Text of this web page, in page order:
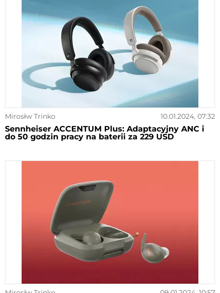
Mirosłw Trinko 10.01.2024, 07:32
Sennheiser ACCENTUM Plus: Adaptacyjny ANC i
do 50 godzin pracy na baterii za 229 USD